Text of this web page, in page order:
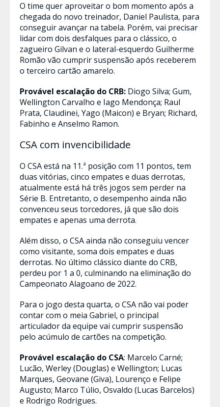
O time quer aproveitar o bom momento após a
chegada do novo treinador, Daniel Paulista, para
conseguir avançar na tabela. Porém, vai precisar
lidar com dois desfalques para o clássico, o
zagueiro Gilvan e o lateral-esquerdo Guilherme
Romão vão cumprir suspensão após receberem
o terceiro cartão amarelo.
Provável escalação do CRB: Diogo Silva; Gum,
Wellington Carvalho e Iago Mendonça; Raul
Prata, Claudinei, Yago (Maicon) e Bryan; Richard,
Fabinho e Anselmo Ramon.
CSA com invencibilidade
O CSA está na 11.ª posição com 11 pontos, tem
duas vitórias, cinco empates e duas derrotas,
atualmente está há três jogos sem perder na
Série B. Entretanto, o desempenho ainda não
convenceu seus torcedores, já que são dois
empates e apenas uma derrota.
Além disso, o CSA ainda não conseguiu vencer
como visitante, soma dois empates e duas
derrotas. No último clássico diante do CRB,
perdeu por 1 a 0, culminando na eliminação do
Campeonato Alagoano de 2022.
Para o jogo desta quarta, o CSA não vai poder
contar com o meia Gabriel, o principal
articulador da equipe vai cumprir suspensão
pelo acúmulo de cartões na competição.
Provável escalação do CSA: Marcelo Carné;
Lucão, Werley (Douglas) e Wellington; Lucas
Marques, Geovane (Giva), Lourenço e Felipe
Augusto; Marco Túlio, Osvaldo (Lucas Barcelos)
e Rodrigo Rodrigues.